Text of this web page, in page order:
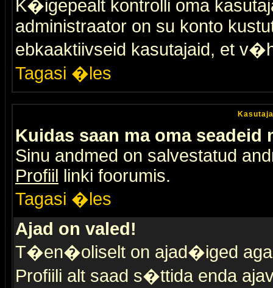
K�igepealt kontrolli oma
administraator on su konto
ebkaaktiivseid kasutajaid, et
Tagasi �les
Kuidas saan ma oma seadeid
Sinu andmed on salvestatud
Profiil linki foorumis.
Tagasi �les
Ajad on valed!
T�en�oliselt on ajad�iged
Profiili alt saad s�ttida enda